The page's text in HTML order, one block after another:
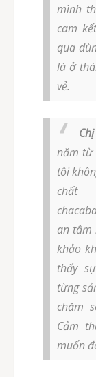
mình
cam
qua
là ở
vẻ.
năm từ
tôi
chất
an tâm
khảo
thấy
từng
chăm
Cảm
muốn